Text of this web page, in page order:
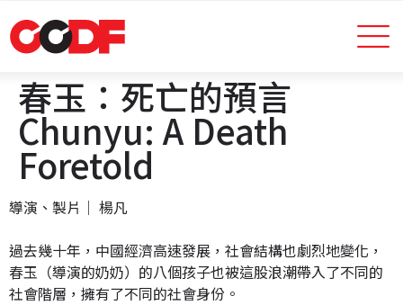
春玉：死亡的預言
Chunyu: A Death
Foretold
導演、製片│ 楊凡
過去幾十年，中國經濟高速發展，社會結構也劇烈地變化，
春玉（導演的奶奶）的八個孩子也被這股浪潮帶入了不同的
社會階層，擁有了不同的社會身份。